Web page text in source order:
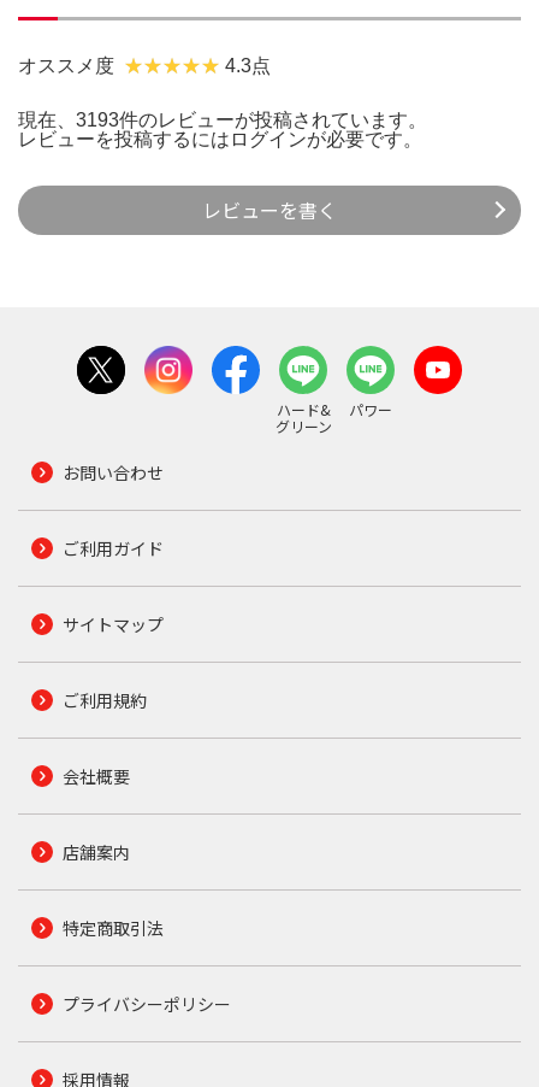
オススメ度 4.3点
現在、3193件のレビューが投稿されています。
レビューを投稿するには ログインが必要です。
レビューを書く
ハード&
グリーン
パワー
お問い合わせ
ご利用ガイド
サイトマップ
ご利用規約
会社概要
店舗案内
特定商取引法
プライバシーポリシー
採用情報